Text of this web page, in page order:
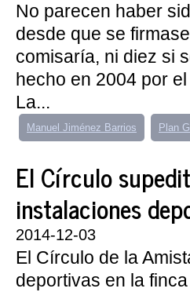
No parecen haber
desde que se
comisaría, ni diez si
hecho en 2004 por
La...
Manuel Jiménez Barrios Plan
El Círculo
instalaciones
2014-12-03
El Círculo de la
deportivas en la